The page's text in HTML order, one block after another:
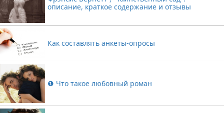
описание, краткое содержание и отзывы
Как составлять анкеты-опросы
❶ Что такое любовный роман